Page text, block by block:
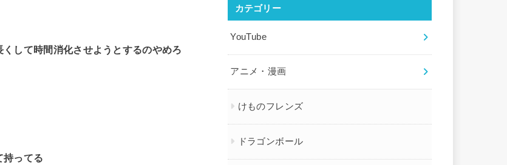
して時間消化させようとするのやめろ
持ってる
カテゴリー
YouTube
アニメ・漫画
けものフレンズ
ドラゴンボール